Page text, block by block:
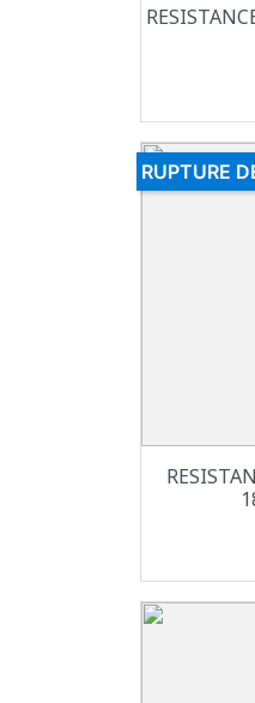


RUPTURE